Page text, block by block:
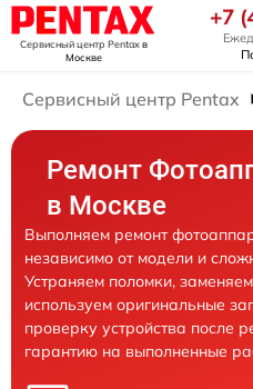
Сервисный центр Pentaxв
Москве
+7
Сервисный центр Pentax
Ремонт
в Москве
Выполняем ремонт
независимо от модели и
Устраняем поломки,
используем оригинальные
проверку устройства после
гарантию на выполненные